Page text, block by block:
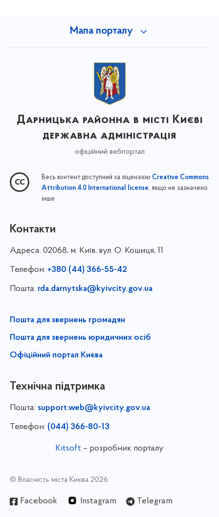
Мапа порталу
Дарницька районна в місті Києві
державна адміністрація
офіційний вебпортал
Весь контент доступний за ліцензією Creative Commons
Attribution 4.0 International license, якщо не зазначено
інше
Контакти
Адреса: 02068, м. Київ, вул. О. Кошиця, 11
Телефон: +380 (44) 366-55-42
Пошта: rda.darnytska@kyivcity.gov.ua
Пошта для звернень громадян
Пошта для звернень юридичних осіб
Офіційний портал Києва
Технічна підтримка
Пошта: support.web@kyivcity.gov.ua
Телефон: (044) 366-80-13
Kitsoft – розробник порталу
© Власність міста Києва 2026
Facebook Instagram Telegram